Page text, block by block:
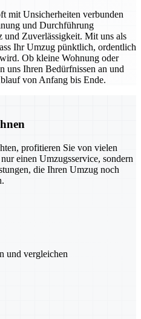
mit Unsicherheiten verbunden
und Durchführung
und Zuverlässigkeit. Mit uns als
Ihr Umzug pünktlich, ordentlich
Ob kleine Wohnung oder
uns Ihren Bedürfnissen an und
von Anfang bis Ende.
profitieren Sie von vielen
einen Umzugsservice, sondern
die Ihren Umzug noch
und vergleichen